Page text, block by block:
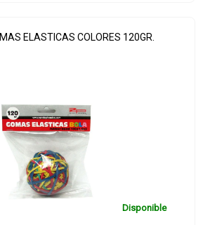
ELASTICAS COLORES 120GR.
Disponible